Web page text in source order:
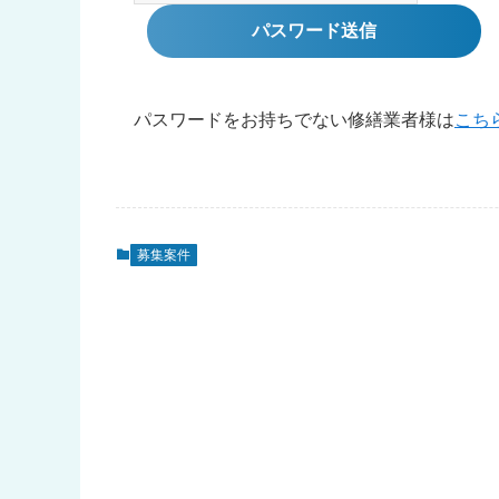
パスワードをお持ちでない修繕業者様はこち
募集案件